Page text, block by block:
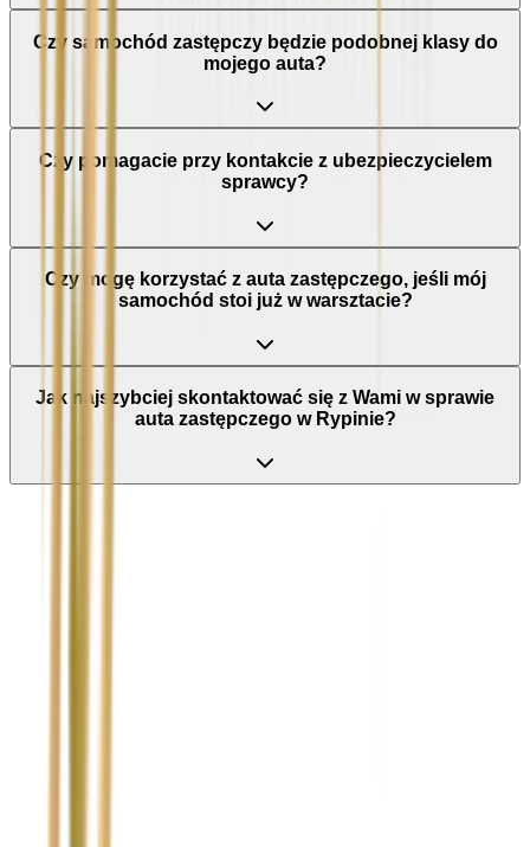
Czy samochód zastępczy będzie podobnej klasy do
mojego auta?
Czy pomagacie przy kontakcie z ubezpieczycielem
sprawcy?
Czy mogę korzystać z auta zastępczego, jeśli mój
samochód stoi już w warsztacie?
Jak najszybciej skontaktować się z Wami w sprawie
auta zastępczego w Rypinie?